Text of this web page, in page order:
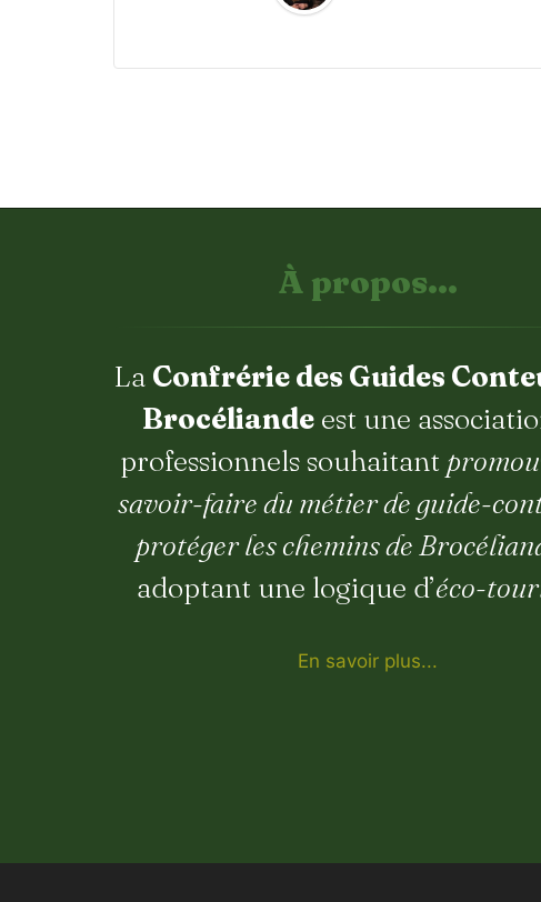
À propos...
La Confrérie des Guides
Brocéliandeest une
professionnels souhaitant
savoir-faire du métier de guide-
protéger les chemins de
adoptant une logique d’éco-
En savoir plus...